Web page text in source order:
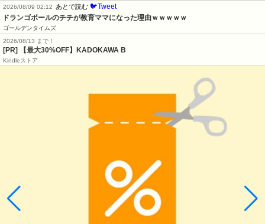
2026/08/09 02:12
あとで読む 🐦Tweet
ドランゴボールのチチが教育ママになった理由ｗｗｗｗｗ
ゴールデンタイムズ
2026/08/13 まで！
[PR] 【最大30%OFF】KADOKAWA B
Kindleストア